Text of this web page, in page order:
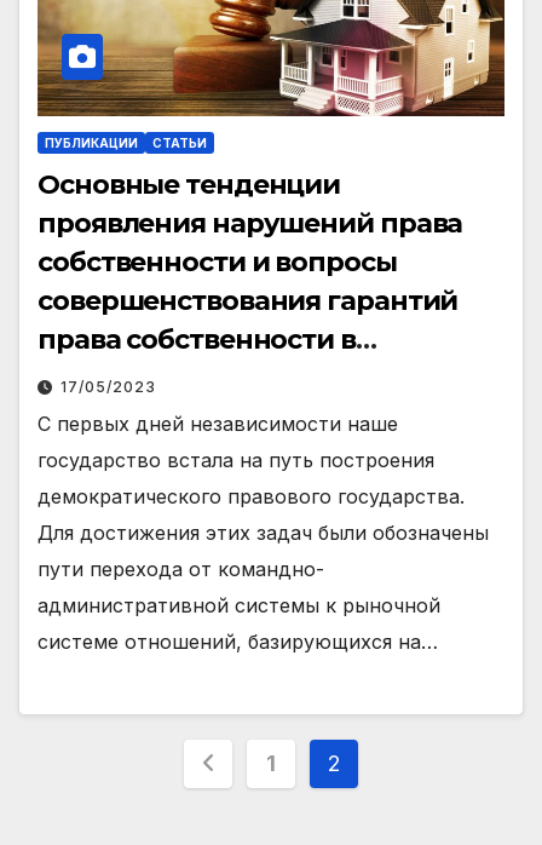
ПУБЛИКАЦИИ СТАТЬИ
Основные тенденции
проявления нарушений права
собственности и вопросы
совершенствования гарантий
права собственности в
современных условиях
17/05/2023
С первых дней независимости наше
государство встала на путь построения
демократического правового государства.
Для достижения этих задач были обозначены
пути перехода от командно-
административной системы к рыночной
системе отношений, базирующихся на…
Навигация
1 2